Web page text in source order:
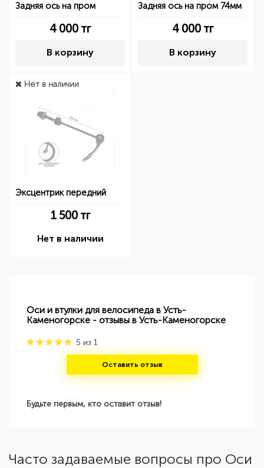
Задняя ось на пром
4 000 тг
В корзину
Задняя ось на пром 74мм
4 000 тг
В корзину
Нет в наличии
Эксцентрик передний
1 500тг
Нет в наличии
Оси и втулки для велосипеда в Усть-
Каменогорске - отзывы в Усть-Каменогорске
5 из 1
Оставить отзыв
Будьте первым, кто оставит отзыв!
Часто задаваемые вопросы про Оси